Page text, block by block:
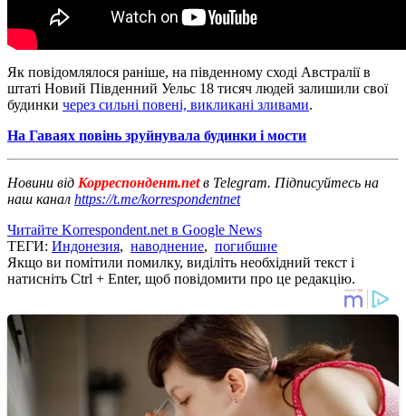
Як повідомлялося раніше, на південному сході Австралії в
штаті Новий Південний Уельс 18 тисяч людей залишили свої
будинки через сильні повені, викликані зливами.
На Гаваях повінь зруйнувала будинки і мости
Новини від Корреспондент.netв Telegram. Підписуйтесь на
наш канал https://t.me/korrespondentnet
Читайте Korrespondent.net в Google News
ТЕГИ: Индонезия, наводнение, погибшие
Якщо ви помітили помилку, виділіть необхідний текст і
натисніть Ctrl + Enter, щоб повідомити про це редакцію.